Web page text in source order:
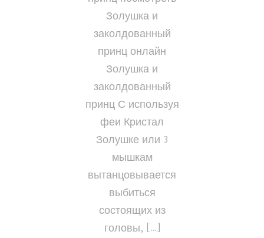
Золушка и
заколдованный
принц онлайн
Золушка и
заколдованный
принц С используя
феи Кристал
Золушке или 3
мышкам
вытанцовывается
выбиться
состоящих из
головы, […]